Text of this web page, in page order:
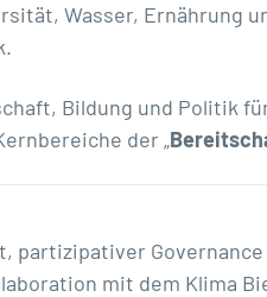
Wasser, Ernährung
Bildung und Politik
der „
partizipativer
mit dem Klima